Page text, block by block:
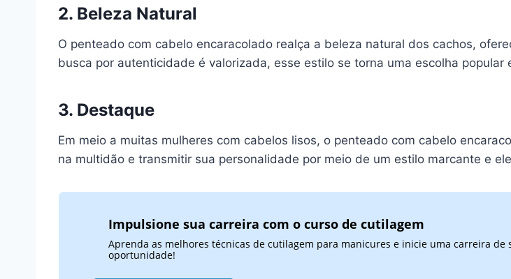
2. Beleza Natural
O penteado com cabelo encaracolado realça a beleza natural dos cachos,
busca por autenticidade é valorizada, esse estilo se torna uma escolha
3. Destaque
Em meio a muitas mulheres com cabelos lisos, o penteado com cabelo
na multidão e transmitir sua personalidade por meio de um estilo marcante e
Impulsione sua carreira com o curso de cutilagem
Aprenda as melhores técnicas de cutilagem para manicures e inicie uma carreira de
oportunidade!